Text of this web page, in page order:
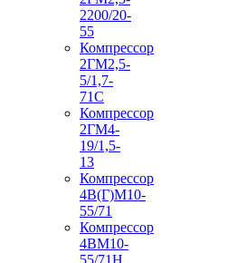
2200/20-
55
Компрессор
2ГМ2,5-
5/1,7-
71С
Компрессор
2ГМ4-
19/1,5-
13
Компрессор
4В(Г)М10-
55/71
Компрессор
4ВМ10-
55/71Н